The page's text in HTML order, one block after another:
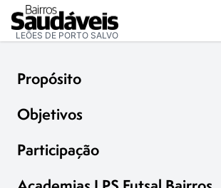
LEÕES DE PORTO SALVO
Propósito
Objetivos
Participação